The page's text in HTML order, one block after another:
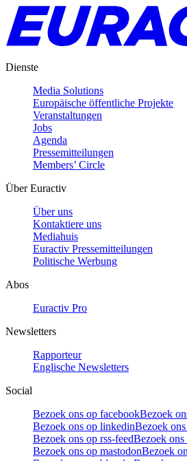
Dienste
Media Solutions
Europäische öffentliche Projekte
Veranstaltungen
Jobs
Agenda
Pressemitteilungen
Members’ Circle
Über Euractiv
Über uns
Kontaktiere uns
Mediahuis
Euractiv Pressemitteilungen
Politische Werbung
Abos
Euractiv Pro
Newsletters
Rapporteur
Englische Newsletters
Social
Bezoek ons op facebookBezoek
Bezoek ons op linkedinBezoek
Bezoek ons op rss-feedBezoek ons
Bezoek ons op mastodonBezoek